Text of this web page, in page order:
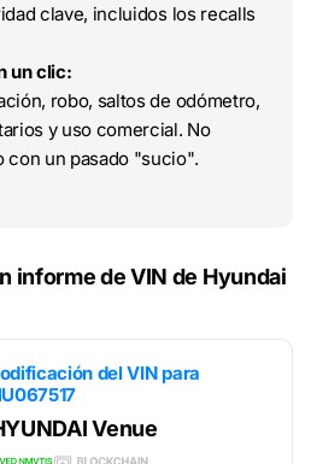
clave, incluidos los recalls
un clic:
robo, saltos de odómetro,
y uso comercial. No
con un pasado "sucio".
informe de VIN de Hyundai
del VIN para
Venue